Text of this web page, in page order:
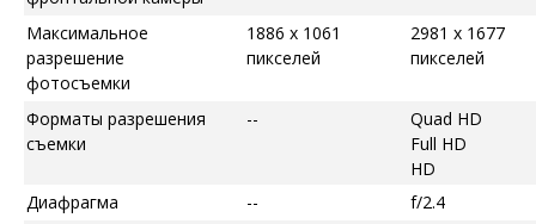
Максимальное
разрешение
фотосъемки
1886 x 1061
пикселей
2981 x 1677
пикселей
Форматы разрешения
съемки
--
Quad HD
Full HD
HD
Диафрагма
--
f/2.4